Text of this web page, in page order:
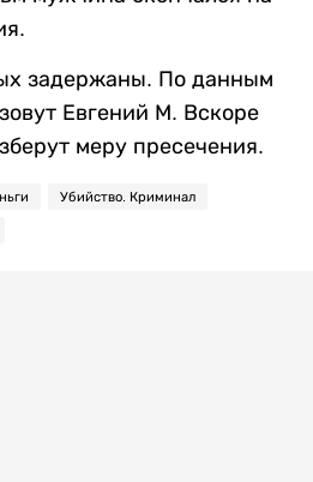
задержаны. По данным
Евгений М. Вскоре
меру пресечения.
Убийство. Криминал